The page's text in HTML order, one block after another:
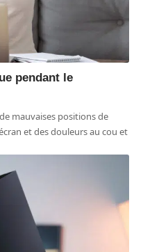
pendant le
mauvaises positions de
et des douleurs au cou et